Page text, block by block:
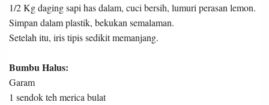
1/2 Kg daging sapi has dalam, cuci bersih, lumuri perasan lemon.
Simpan dalam plastik, bekukan semalaman.
Setelah itu, iris tipis sedikit memanjang.
Bumbu Halus:
Garam
1 sendok teh merica bulat